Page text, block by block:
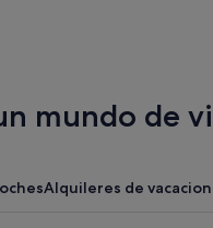
mundo de
Alquileres de